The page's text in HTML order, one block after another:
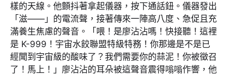
樣的天線。他顫抖著拿起儀器，按下通話鈕。儀器發出
「滋——」的電流聲，接著傳來一陣高八度、急促且充
滿養生焦慮的聲音。「喂！是廖沾沾嗎！快接聽！這裡
是 K-999！宇宙水餃聯盟特級特務！你那邊是不是已
經聞到宇宙級的酸味了？我們需要你的蒜泥！你被徵召
了！馬上！」廖沾沾的耳朵被這聲音震得嗡嗡作響，他